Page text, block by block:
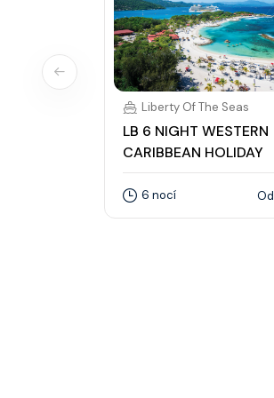
Liberty Of The Seas
LB 6 NIGHT WESTERN
CARIBBEAN HOLIDAY
6 nocí Od